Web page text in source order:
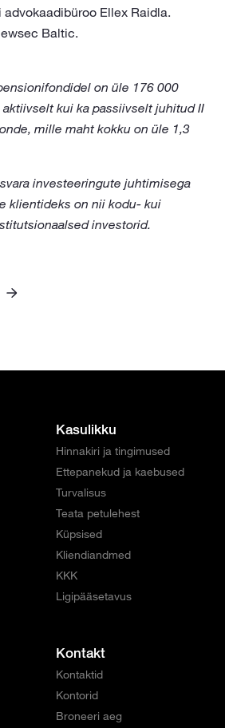
Ellex Raidla.
Baltic.
on üle 176 000
kui ka passiivselt juhitud II
mille maht kokku on üle 1,3
investeeringute juhtimisega
klientideks on nii kodu- kui
investorid.
Kasulikku
Hinnakiri ja tingimused
Ettepanekud ja kaebused
Turvalisus
Teata petulehest
Küpsised
Kliendiandmed
KKK
Ligipääsetavus
Kontakt
Kontaktid
Kontorid
Broneeri aeg